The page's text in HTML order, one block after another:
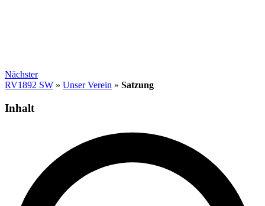
Nächster
RV1892 SW » Unser Verein » Satzung
Inhalt